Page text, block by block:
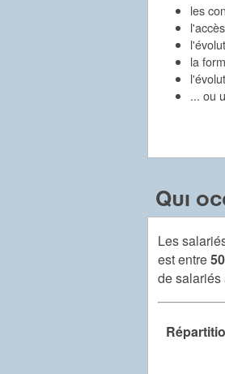
les
la
... ou
Qui
Les
est entre
de salariés